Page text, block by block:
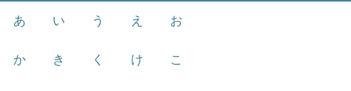
あ い う え お
か き く け こ